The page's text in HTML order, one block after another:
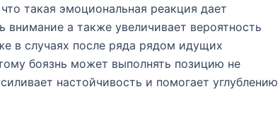
такая эмоциональная реакция дает
а также увеличивает вероятность
в случаях после ряда рядом идущих
боязнь может выполнять позицию не
настойчивость и помогает углублению